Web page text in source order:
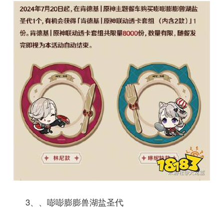
3、、嘭嘭膨膨兽湖盐圣代